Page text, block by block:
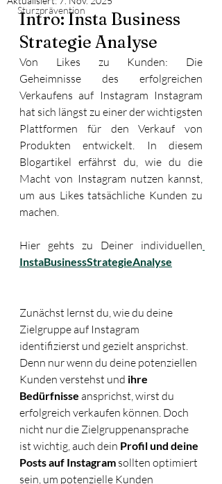
Sturzprävention
Intro: Insta Business
Strategie Analyse
Von Likes zu Kunden: Die
Geheimnisse des erfolgreichen
Verkaufens auf Instagram Instagram
hat sich längst zu einer der wichtigsten
Plattformen für den Verkauf von
Produkten entwickelt. In diesem
Blogartikel erfährst du, wie du die
Macht von Instagram nutzen kannst,
um aus Likes tatsächliche Kunden zu
machen.
Hier gehts zu Deiner individuellen
InstaBusinessStrategieAnalyse
Zunächst lernst du, wie du deine
Zielgruppe auf Instagram
identifizierst und gezielt ansprichst.
Denn nur wenn du deine potenziellen
Kunden verstehst und ihre
Bedürfnisse ansprichst, wirst du
erfolgreich verkaufen können. Doch
nicht nur die Zielgruppenansprache
ist wichtig, auch dein Profil und deine
Posts auf Instagram sollten optimiert
sein, um potenzielle Kunden